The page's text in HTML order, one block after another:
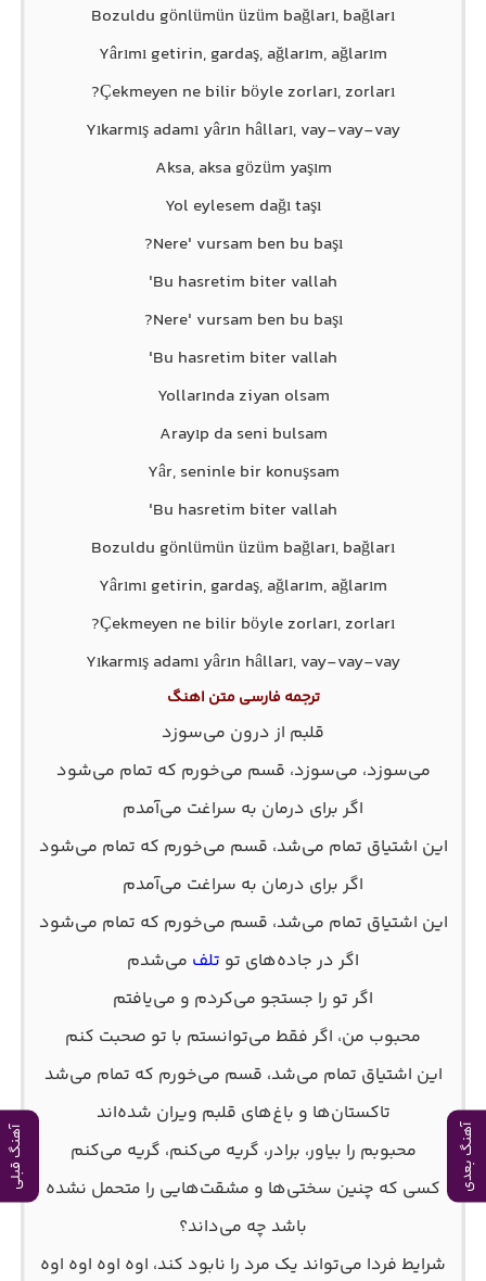
آهنگ بعدی آهنگ قبلی
Bozuldu gönlümün üzüm bağları, bağları
Yârımı getirin, gardaş, ağlarım, ağlarım
Çekmeyen ne bilir böyle zorları, zorları?
Yıkarmış adamı yârın hâlları, vay-vay-vay
Aksa, aksa gözüm yaşım
Yol eylesem dağı taşı
Nere' vursam ben bu başı?
Bu hasretim biter vallah'
Nere' vursam ben bu başı?
Bu hasretim biter vallah'
Yollarında ziyan olsam
Arayıp da seni bulsam
Yâr, seninle bir konuşsam
Bu hasretim biter vallah'
Bozuldu gönlümün üzüm bağları, bağları
Yârımı getirin, gardaş, ağlarım, ağlarım
Çekmeyen ne bilir böyle zorları, zorları?
Yıkarmış adamı yârın hâlları, vay-vay-vay
ترجمه فارسی متن اهنگ
قلبم از درون می‌سوزد
می‌سوزد، می‌سوزد، قسم می‌خورم که تمام می‌شود
اگر برای درمان به سراغت می‌آمدم
این اشتیاق تمام می‌شد، قسم می‌خورم که تمام می‌شود
اگر برای درمان به سراغت می‌آمدم
این اشتیاق تمام می‌شد، قسم می‌خورم که تمام می‌شود
اگر در جاده‌های تو تلف می‌شدم
اگر تو را جستجو می‌کردم و می‌یافتم
محبوب من، اگر فقط می‌توانستم با تو صحبت کنم
این اشتیاق تمام می‌شد، قسم می‌خورم که تمام می‌شد
تاکستان‌ها و باغ‌های قلبم ویران شده‌اند
محبوبم را بیاور، برادر، گریه می‌کنم، گریه می‌کنم
کسی که چنین سختی‌ها و مشقت‌هایی را متحمل نشده
باشد چه می‌داند؟
شرایط فردا می‌تواند یک مرد را نابود کند، اوه اوه اوه اوه